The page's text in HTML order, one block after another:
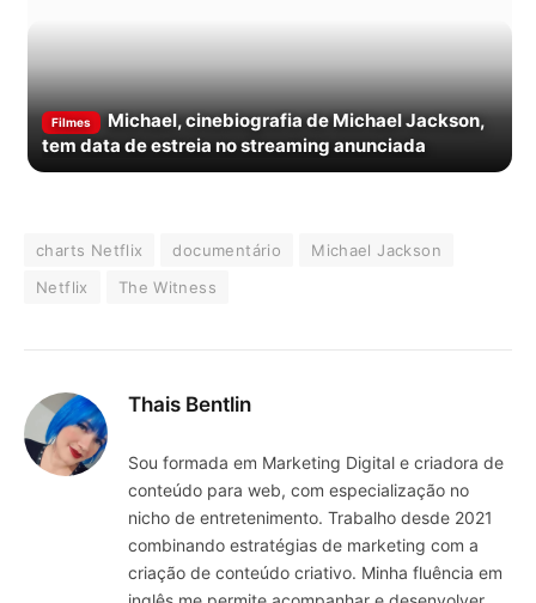
Filmes
Michael, cinebiografia de Michael Jackson,
tem data de estreia no streaming anunciada
charts Netflix documentário
Michael Jackson
Netflix
The Witness
Thais Bentlin
Sou formada em Marketing Digital e criadora de
conteúdo para web, com especialização no
nicho de entretenimento. Trabalho desde 2021
combinando estratégias de marketing com a
criação de conteúdo criativo. Minha fluência em